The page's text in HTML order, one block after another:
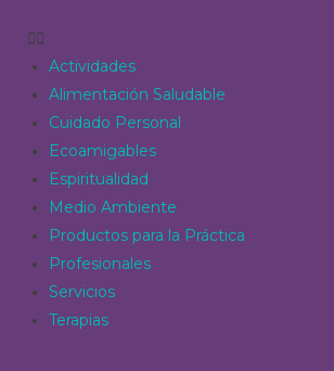
Actividades
Alimentación Saludable
Cuidado Personal
Ecoamigables
Espiritualidad
Medio Ambiente
Productos para la Práctica
Profesionales
Servicios
Terapias